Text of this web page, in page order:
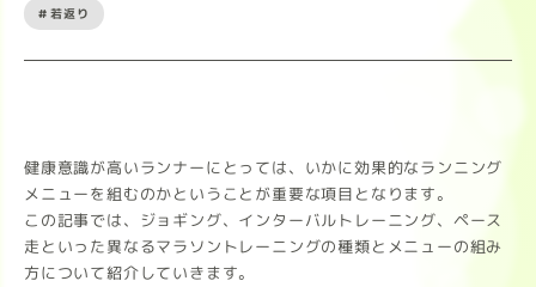
#若返り
健康意識が高いランナーにとっては、いかに効果的なランニング
メニューを組むのかということが重要な項目となります。
この記事では、ジョギング、インターバルトレーニング、ペース
走といった異なるマラソントレーニングの種類とメニューの組み
方について紹介していきます。